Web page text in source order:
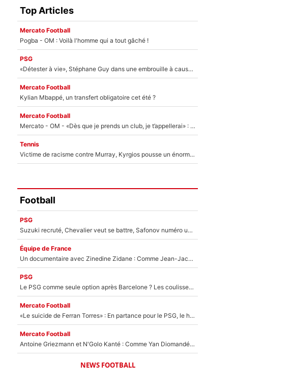
Top Articles
Mercato Football
Pogba - OM : Voilà l'homme qui a tout gâché !
PSG
«Détester à vie», Stéphane Guy dans une embrouille à cause du PSG !
Mercato Football
Kylian Mbappé, un transfert obligatoire cet été ?
Mercato Football
Mercato - OM - «Dès que je prends un club, je t’appellerai» : La promesse de Marcelino au moment de claquer la porte
Tennis
Victime de racisme contre Murray, Kyrgios pousse un énorme coup de gueule !
Football
PSG
Suzuki recruté, Chevalier veut se battre, Safonov numéro un… Le PSG se lance encore dans un gros chantier pour le poste de gardien de but
Équipe de France
Un documentaire avec Zinedine Zidane : Comme Jean-Jacques Goldman et Mylène Farmer, le nouveau sélectionneur de l'équipe de France a recalé une journaliste très connue
PSG
Le PSG comme seule option après Barcelone ? Les coulisses de la signature historique de Lionel Messi sont révélées au grand jour !
Mercato Football
«Le suicide de Ferran Torres» : En partance pour le PSG, le héros de la finale de la Coupe du monde s'attire les foudres de la presse espagnole !
Mercato Football
Antoine Griezmann et N'Golo Kanté : Comme Yan Diomandé, les deux champions du monde ont refusé de signer au PSG !
NEWS FOOTBALL